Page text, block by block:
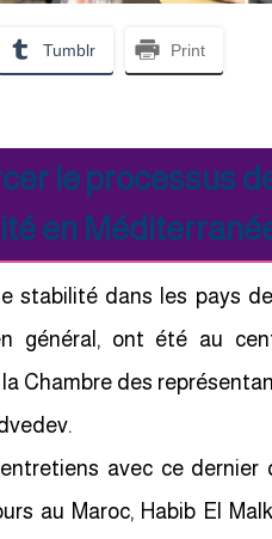
Tumblr Print
le processus
en
stabilité dans les pays
général, ont été au
Chambre des
avec ce dernier
au Maroc, Habib El